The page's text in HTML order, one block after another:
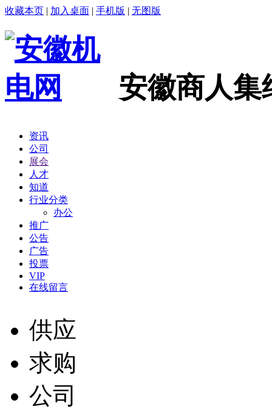
收藏本页 | 加入桌面 | 手机版 | 无图版
安徽商人集
资讯
公司
展会
人才
知道
行业分类
办公
推广
公告
广告
投票
VIP
在线留言
供应
求购
公司